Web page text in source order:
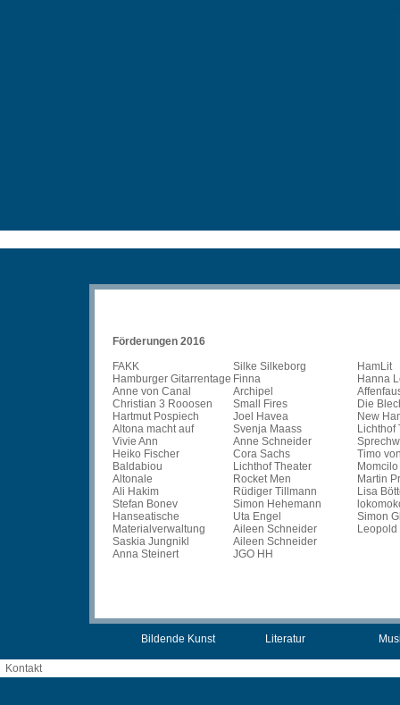
Förderungen 2016
FAKK
Hamburger Gitarrentage
Anne von Canal
Christian 3 Rooosen
Hartmut Pospiech
Altona macht auf
Vivie Ann
Heiko Fischer
Baldabiou
Altonale
Ali Hakim
Stefan Bonev
Hanseatische
Materialverwaltung
Saskia Jungnikl
Anna Steinert
Silke Silkeborg
Finna
Archipel
Small Fires
Joel Havea
Svenja Maass
Anne Schneider
Cora Sachs
Lichthof Theater
Rocket Men
Rüdiger Tillmann
Simon Hehemann
Uta Engel
Aileen Schneider
Aileen Schneider
JGO HH
HamLit
Hanna
Die
New
Lichthof
Timo
Martin
Lisa
Simon
Bildende Kunst Literatur
Kontakt